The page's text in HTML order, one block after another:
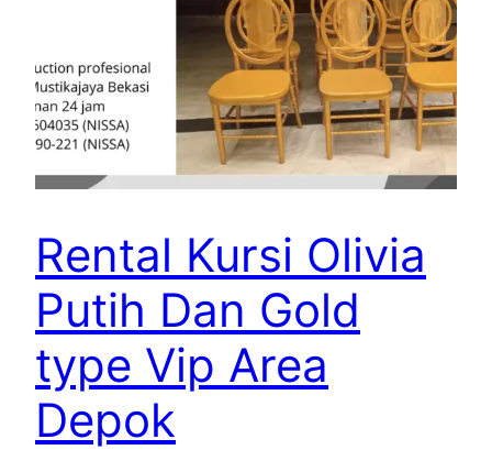
Rental Kursi Olivia
Putih Dan Gold
type Vip Area
Depok